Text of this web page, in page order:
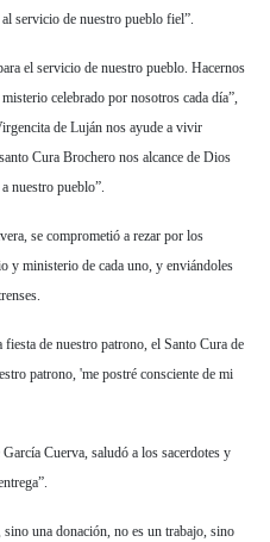
servicio de nuestro pueblo fiel”.
el servicio de nuestro pueblo. Hacernos
celebrado por nosotros cada día”,
de Luján nos ayude a vivir
Cura Brochero nos alcance de Dios
nuestro pueblo”.
, se comprometió a rezar por los
y ministerio de cada uno, y enviándoles
de nuestro patrono, el Santo Cura de
patrono, 'me postré consciente de mi
García Cuerva, saludó a los sacerdotes y
una donación, no es un trabajo, sino